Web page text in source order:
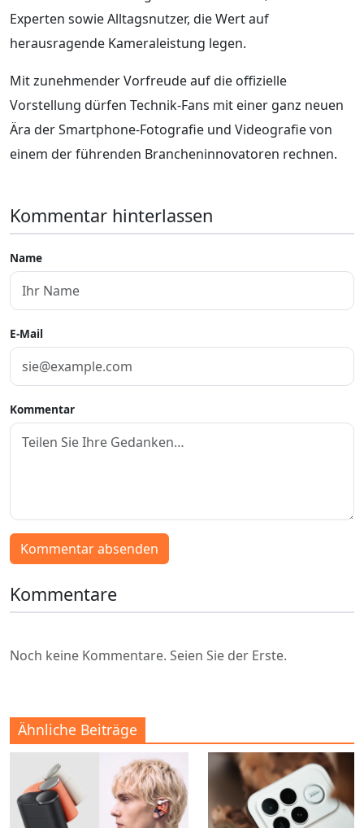
Experten sowie Alltagsnutzer, die Wert auf
herausragende Kameraleistung legen.
Mit zunehmender Vorfreude auf die offizielle
Vorstellung dürfen Technik-Fans mit einer ganz neuen
Ära der Smartphone-Fotografie und Videografie von
einem der führenden Brancheninnovatoren rechnen.
Kommentar hinterlassen
Name
E-Mail
Kommentar
Kommentar absenden
Kommentare
Noch keine Kommentare. Seien Sie der Erste.
Ähnliche Beiträge